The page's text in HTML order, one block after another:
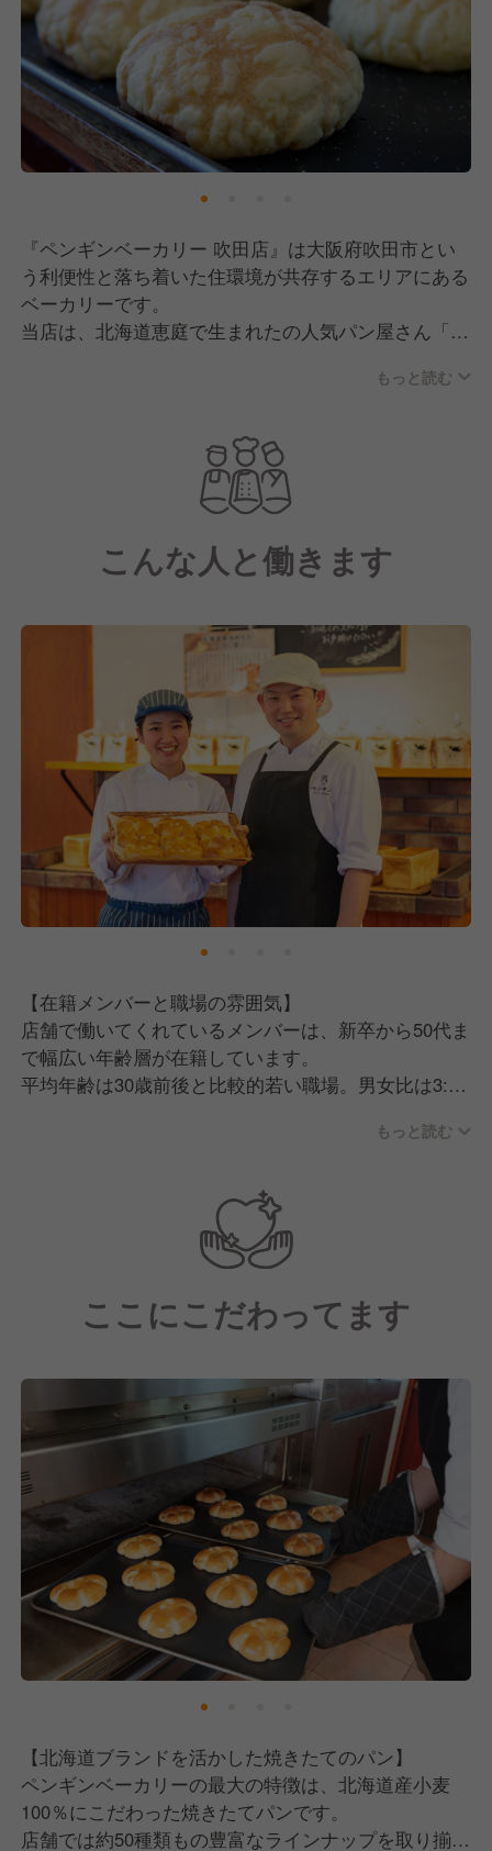
『ペンギンベーカリー 吹田店』は大阪府吹田市とい
う利便性と落ち着いた住環境が共存するエリアにある
ベーカリーです。
当店は、北海道恵庭で生まれたの人気パン屋さん「ペ
にこだわり、50種類以上の豊富なラインナップのパン
私たちが目指すのは、単にパンを売る場所ではなく、
来店いただける皆さまの暮らしに一番近くで寄り添う
「あそこのパンを食べると、なんだかホッとするね」
老若男女問わず、そう言っていただけるような、立ち
いきませんか？
現在は、さらなる店舗内の戦力強化のため、一緒にお
店を盛り上げていただける仲間を募集中です！
もっと読む
こんな人と働きます
【在籍メンバーと職場の雰囲気】
店舗で働いてくれているメンバーは、新卒から50代ま
で幅広い年齢層が在籍しています。
平均年齢は30歳前後と比較的若い職場。男女比は3:7
りみんなパンが好きな人たちばかりです！
職場の雰囲気は非常にアットホームで、店舗スタッフ
同士がコミュニケーションを取りながら、チームワー
クを大切に働いてくれています。
■パンが好きな方
もしかしたら当たり前のことかもしれませんが、私た
ちと仕事をしていく中でとても大切なことだと思いま
す。
好きだからこそ、商品も自信持ってお届けできます
し、お客様に魅力を伝えることができます。
■チームワークを大切にできる方
店舗スタッフ同士がコミュニケーションを取りなが
ら、助け合いの精神を持って働ける方を求めていま
一人で店舗運営をするのではなく、チーム全体で協力
し合いながらお店を作っていくことを大切にしていま
す。
■柔軟性のある方
当店では、1つの仕事をやり続けるわけではなく、時
もっと読む
ここにこだわってます
【北海道ブランドを活かした焼きたてのパン】
ペンギンベーカリーの最大の特徴は、北海道産小麦
100％にこだわった焼きたてパンです。
店舗では約50種類もの豊富なラインナップを取り揃え